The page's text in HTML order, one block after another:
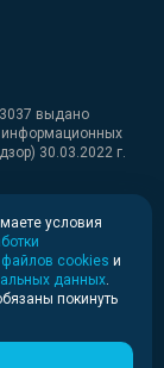
выдано
информационных
30.03.2022 г.
условия
файлов cookies и
данных
покинуть